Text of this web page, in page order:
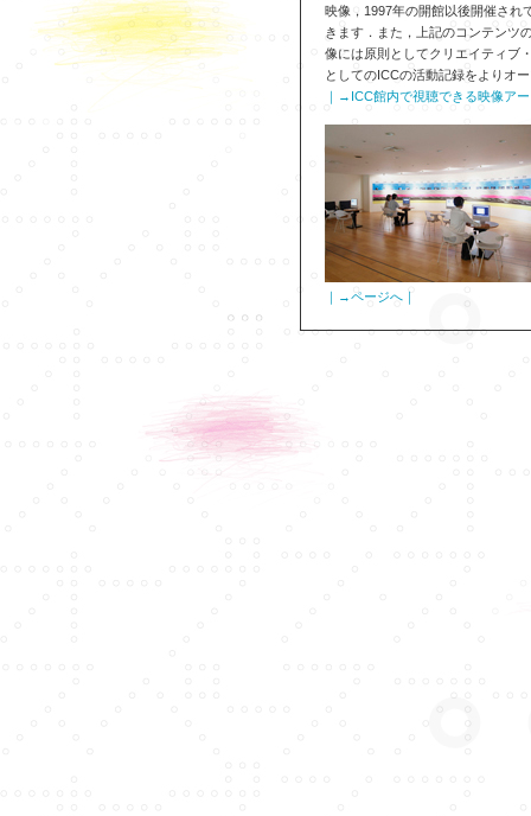
映像，1997年の開館以後開催され
きます．また，上記のコンテンツ
像には原則としてクリエイティブ
としてのICCの活動記録をよりオ
｜→ICC館内で視聴できる映像ア
｜→ページへ｜